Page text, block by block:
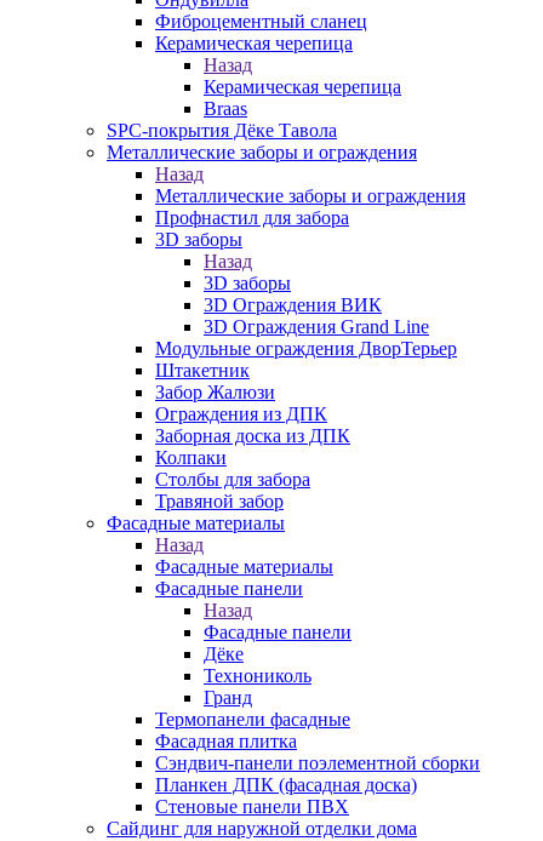
Фиброцементный сланец
Керамическая черепица
Назад
Керамическая черепица
Braas
SPC-покрытия Дёке Тавола
Металлические заборы и ограждения
Назад
Металлические заборы и ограждения
Профнастил для забора
3D заборы
Назад
3D заборы
3D Ограждения ВИК
3D Ограждения Grand Line
Модульные ограждения ДворТерьер
Штакетник
Забор Жалюзи
Ограждения из ДПК
Заборная доска из ДПК
Колпаки
Столбы для забора
Травяной забор
Фасадные материалы
Назад
Фасадные материалы
Фасадные панели
Назад
Фасадные панели
Дёке
Технониколь
Гранд
Термопанели фасадные
Фасадная плитка
Сэндвич-панели поэлементной сборки
Планкен ДПК (фасадная доска)
Стеновые панели ПВХ
Сайдинг для наружной отделки дома